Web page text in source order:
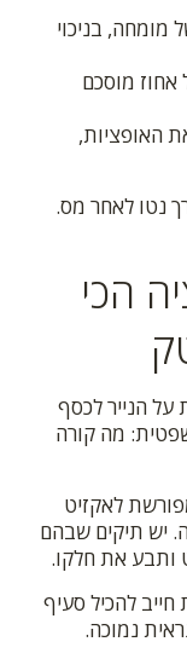
מומחה, בניכוי
מוסכם
האופציות,
נטו לאחר מס.
הכי
על הנייר לכסף
מה קורה
לאקזיט
יש תיקים שבהם
ותבע את חלקו.
להכיל סעיף
נמוכה.